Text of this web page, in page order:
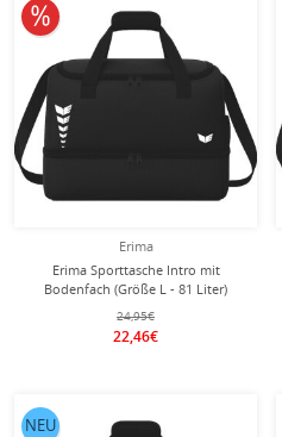
Erima
Erima Sporttasche Intro mit
Bodenfach (Größe L - 81 Liter)
24,95€
22,46€
10% reduziert
NEU